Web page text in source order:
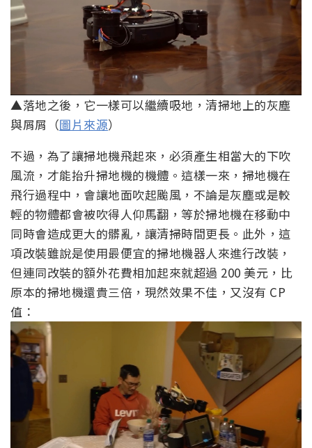
▲落地之後，它一樣可以繼續吸地，清掃地上的灰塵
與屑屑（圖片來源）
不過，為了讓掃地機飛起來，必須產生相當大的下吹
風流，才能抬升掃地機的機體。這樣一來，掃地機在
飛行過程中，會讓地面吹起颱風，不論是灰塵或是較
輕的物體都會被吹得人仰馬翻，等於掃地機在移動中
同時會造成更大的髒亂，讓清掃時間更長。此外，這
項改裝雖說是使用最便宜的掃地機器人來進行改裝，
但連同改裝的額外花費相加起來就超過 200 美元，比
原本的掃地機還貴三倍，現然效果不佳，又沒有 CP
值：